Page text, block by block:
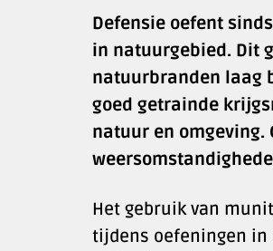
Defensie oefent
in natuurgebied. Dit
natuurbranden laag
goed getrainde
natuur en
Het gebruik van
tijdens oefeningen in